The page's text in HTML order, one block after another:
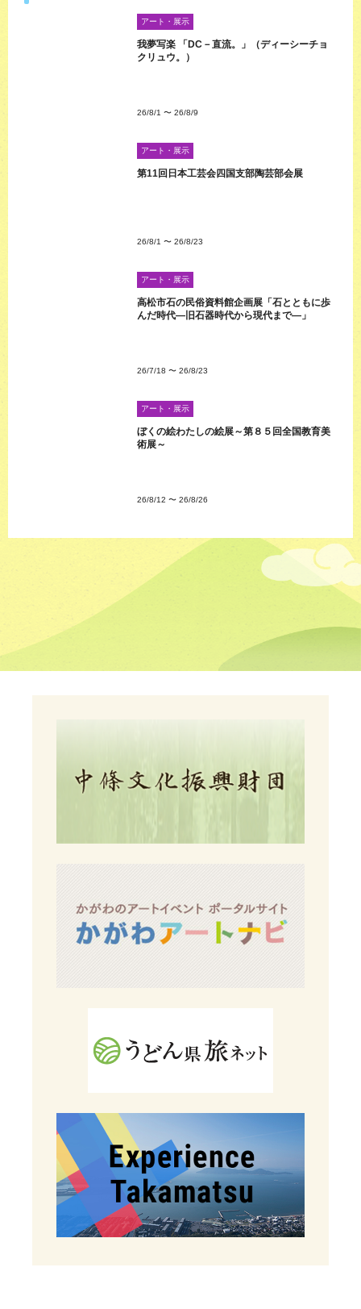
アート・展示
我夢写楽 「DC－直流。」（ディーシーチョ
クリュウ。）
26/8/1 〜 26/8/9
アート・展示
第11回日本工芸会四国支部陶芸部会展
26/8/1 〜 26/8/23
アート・展示
高松市石の民俗資料館企画展「石とともに歩
んだ時代―旧石器時代から現代まで―」
26/7/18 〜 26/8/23
アート・展示
ぼくの絵わたしの絵展～第８５回全国教育美
術展～
26/8/12 〜 26/8/26